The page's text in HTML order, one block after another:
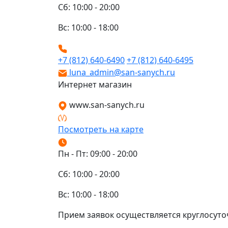
Сб: 10:00 - 20:00
Вс: 10:00 - 18:00
+7 (812) 640-6490+7 (812) 640-6495
luna_admin@san-sanych.ru
Интернет магазин
www.san-sanych.ru
Посмотреть на карте
Пн - Пт: 09:00 - 20:00
Сб: 10:00 - 20:00
Вс: 10:00 - 18:00
Прием заявок осуществляется